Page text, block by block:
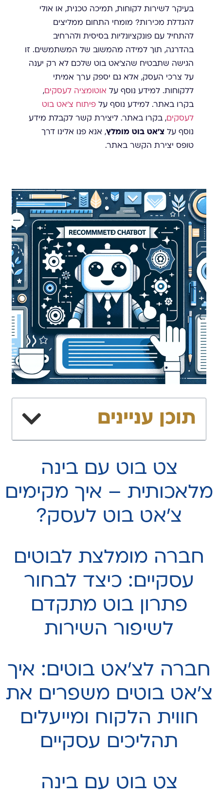
בעיקר לשירות לקוחות, תמיכה טכנית, או אולי
להגדלת מכירות? מומחי התחום ממליצים
להתחיל עם פונקציונליות בסיסית ולהרחיב
בהדרגה, תוך למידה מהמשוב של המשתמשים. זו
הגישה שתבטיח שהצ'אט בוט שלכם לא רק יענה
על צרכי העסק, אלא גם יספק ערך אמיתי
ללקוחות. למידע נוסף על אוטומציה לעסקים,
בקרו באתר. למידע נוסף על פיתוח צ'אט בוט
לעסקים, בקרו באתר. ליצירת קשר לקבלת מידע
נוסף על צ'אט בוט מומלץ, אנא פנו אלינו דרך
טופס יצירת הקשר באתר.
תוכן עניינים
צט בוט עם בינה
מלאכותית – איך מקימים
צ׳אט בוט לעסק?
חברה מומלצת לבוטים
עסקיים: כיצד לבחור
פתרון בוט מתקדם
לשיפור השירות
חברה לצ׳אט בוטים: איך
צ'אט בוטים משפרים את
חווית הלקוח ומייעלים
תהליכים עסקיים
צט בוט עם בינה